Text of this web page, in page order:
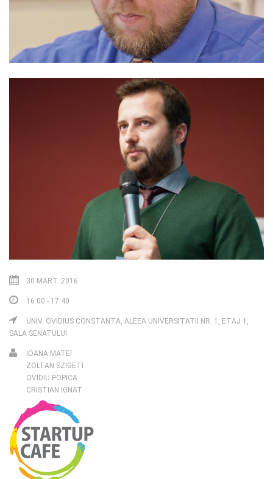
30 MART. 2016
16:00 - 17:40
UNIV. OVIDIUS CONSTANTA, ALEEA UNIVERSITATII NR. 1, ETAJ 1,
SALA SENATULUI
IOANA MATEI
ZOLTAN SZIGETI
OVIDIU POPICA
CRISTIAN IGNAT